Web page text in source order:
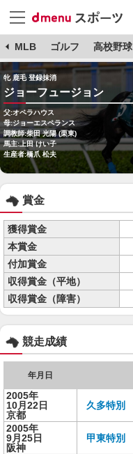
MLB ゴルフ 高校野球
牝 鹿毛 登録抹消
ジョーフュージョン
父:オペラハウス
母:ジョーエスペランス
調教師:柴田 光陽 (栗東)
馬主:上田 けい子
生産者:橋爪 松夫
賞金
獲得賞金
本賞金
付加賞金
収得賞金（平地）
収得賞金（障害）
競走成績
年月日
2005年
10月22日
京都
久多特別
2005年
9月25日
阪神
甲東特別